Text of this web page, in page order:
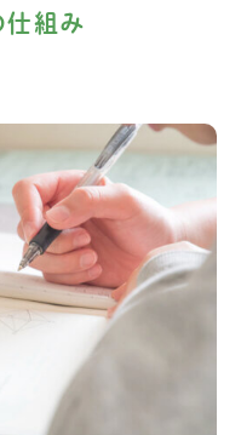
仕組み